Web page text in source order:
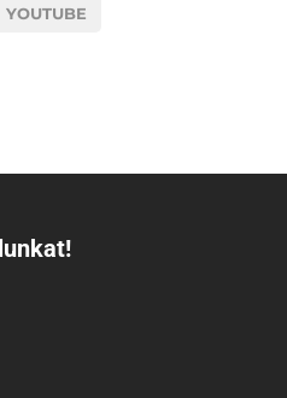
YOUTUBE